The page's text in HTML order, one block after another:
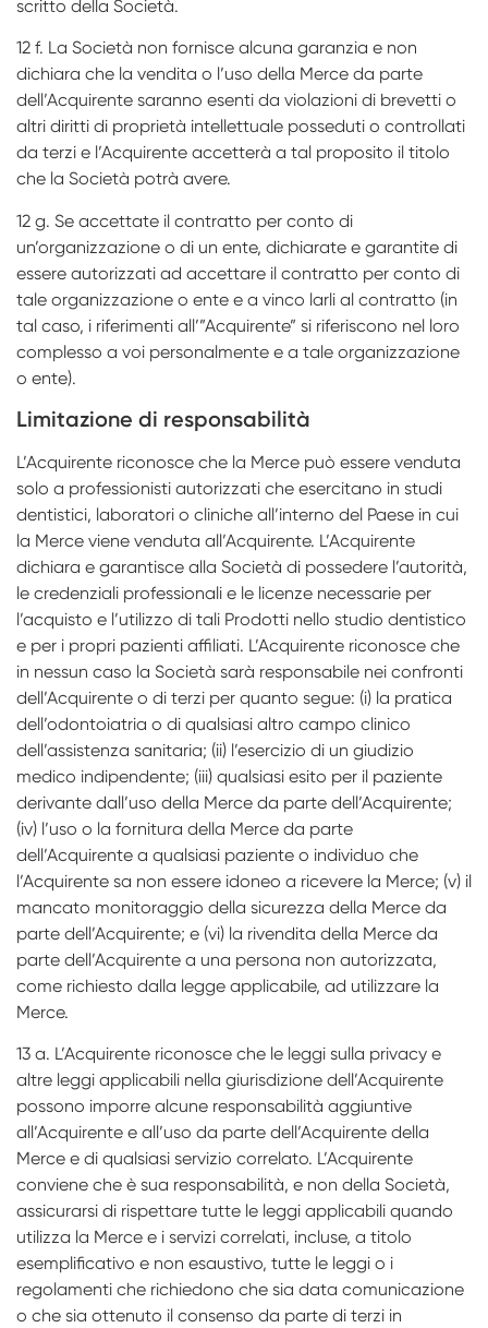
scritto della Società.
12 f. La Società non fornisce alcuna garanzia e non
dichiara che la vendita o l’uso della Merce da parte
dell’Acquirente saranno esenti da violazioni di brevetti o
altri diritti di proprietà intellettuale posseduti o controllati
da terzi e l’Acquirente accetterà a tal proposito il titolo
che la Società potrà avere.
12 g. Se accettate il contratto per conto di
un’organizzazione o di un ente, dichiarate e garantite di
essere autorizzati ad accettare il contratto per conto di
tale organizzazione o ente e a vinco­ larli al contratto (in
tal caso, i riferimenti all’”Acquirente” si riferiscono nel loro
complesso a voi personalmente e a tale organizzazione
o ente).
Limitazione di responsabilità
L’Acquirente riconosce che la Merce può essere venduta
solo a professionisti autorizzati che esercitano in studi
dentistici, laboratori o cliniche all’interno del Paese in cui
la Merce viene venduta all’Acquirente. L’Acquirente
dichiara e garantisce alla Società di possedere l’autorità,
le credenziali professionali e le licenze necessarie per
l’acquisto e l’utilizzo di tali Prodotti nello studio dentistico
e per i propri pazienti affiliati. L’Acquirente riconosce che
in nessun caso la Società sarà responsabile nei confronti
dell’Acquirente o di terzi per quanto segue: (i) la pratica
dell’odontoiatria o di qualsiasi altro campo clinico
dell’assistenza sanitaria; (ii) l’esercizio di un giudizio
medico indipendente; (iii) qualsiasi esito per il paziente
derivante dall’uso della Merce da parte dell’Acquirente;
(iv) l’uso o la fornitura della Merce da parte
dell’Acquirente a qualsiasi paziente o individuo che
l’Acquirente sa non essere idoneo a ricevere la Merce; (v) il
mancato monitoraggio della sicurezza della Merce da
parte dell’Acquirente; e (vi) la rivendita della Merce da
parte dell’Acquirente a una persona non autorizzata,
come richiesto dalla legge applicabile, ad utilizzare la
Merce.
13 a. L’Acquirente riconosce che le leggi sulla privacy e
altre leggi applicabili nella giurisdizione dell’Acquirente
possono imporre alcune responsabilità aggiuntive
all’Acquirente e all’uso da parte dell’Acquirente della
Merce e di qualsiasi servizio correlato. L’Acquirente
conviene che è sua responsabilità, e non della Società,
assicurarsi di rispettare tutte le leggi applicabili quando
utilizza la Merce e i servizi correlati, incluse, a titolo
esemplificativo e non esaustivo, tutte le leggi o i
regolamenti che richiedono che sia data comunicazione
o che sia ottenuto il consenso da parte di terzi in